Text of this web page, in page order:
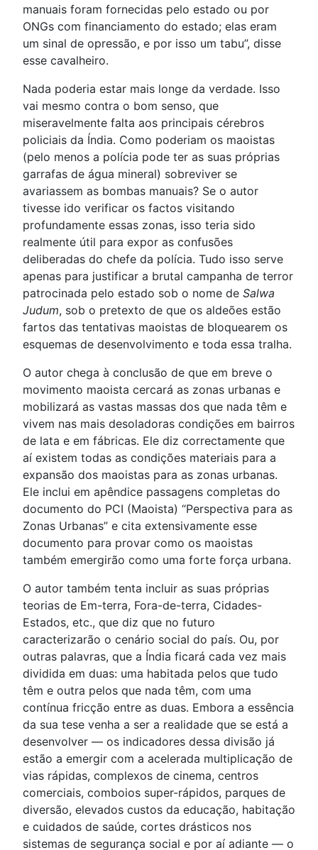
manuais foram fornecidas pelo estado ou por
ONGs com financiamento do estado; elas eram
um sinal de opressão, e por isso um tabu”, disse
esse cavalheiro.
Nada poderia estar mais longe da verdade. Isso
vai mesmo contra o bom senso, que
miseravelmente falta aos principais cérebros
policiais da Índia. Como poderiam os maoistas
(pelo menos a polícia pode ter as suas próprias
garrafas de água mineral) sobreviver se
avariassem as bombas manuais? Se o autor
tivesse ido verificar os factos visitando
profundamente essas zonas, isso teria sido
realmente útil para expor as confusões
deliberadas do chefe da polícia. Tudo isso serve
apenas para justificar a brutal campanha de terror
patrocinada pelo estado sob o nome de Salwa
Judum, sob o pretexto de que os aldeões estão
fartos das tentativas maoistas de bloquearem os
esquemas de desenvolvimento e toda essa tralha.
O autor chega à conclusão de que em breve o
movimento maoista cercará as zonas urbanas e
mobilizará as vastas massas dos que nada têm e
vivem nas mais desoladoras condições em bairros
de lata e em fábricas. Ele diz correctamente que
aí existem todas as condições materiais para a
expansão dos maoistas para as zonas urbanas.
Ele inclui em apêndice passagens completas do
documento do PCI (Maoista) “Perspectiva para as
Zonas Urbanas” e cita extensivamente esse
documento para provar como os maoistas
também emergirão como uma forte força urbana.
O autor também tenta incluir as suas próprias
teorias de Em-terra, Fora-de-terra, Cidades-
Estados, etc., que diz que no futuro
caracterizarão o cenário social do país. Ou, por
outras palavras, que a Índia ficará cada vez mais
dividida em duas: uma habitada pelos que tudo
têm e outra pelos que nada têm, com uma
contínua fricção entre as duas. Embora a essência
da sua tese venha a ser a realidade que se está a
desenvolver — os indicadores dessa divisão já
estão a emergir com a acelerada multiplicação de
vias rápidas, complexos de cinema, centros
comerciais, comboios super-rápidos, parques de
diversão, elevados custos da educação, habitação
e cuidados de saúde, cortes drásticos nos
sistemas de segurança social e por aí adiante — o